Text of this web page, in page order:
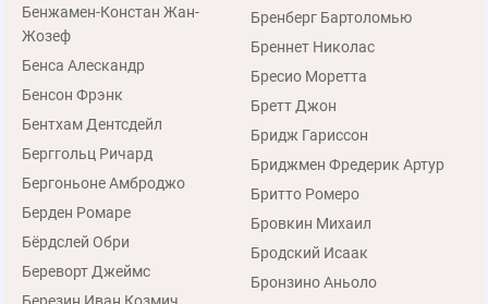
Бенжамен-Констан Жан-
Жозеф
Бенса Алескандр
Бенсон Фрэнк
Бентхам Дентсдейл
Берггольц Ричард
Бергоньоне Амброджо
Берден Ромаре
Бёрдслей Обри
Береворт Джеймс
Бренберг Бартоломью
Бреннет Николас
Бресио Моретта
Бретт Джон
Бридж Гариссон
Бриджмен Фредерик Артур
Бритто Ромеро
Бровкин Михаил
Бродский Исаак
Бронзино Аньоло